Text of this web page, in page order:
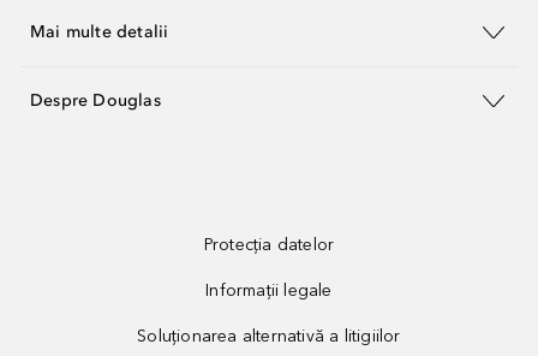
Mai multe detalii
Despre Douglas
Protecția datelor
Informații legale
Soluționarea alternativă a litigiilor